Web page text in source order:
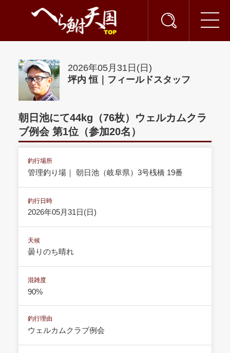
2026年05月31日(日)
坪内 恒｜フィールドスタッフ
朝日池にて44kg（76枚）ウェルカムクラ
ブ例会 第1位（参加20名）
釣行場所
管理釣り場｜ 朝日池（岐阜県）3号桟橋 19番
釣行日時
2026年05月31日(日)
天候
曇りのち晴れ
混雑度
90%
釣行理由
ウェルカムクラブ例会